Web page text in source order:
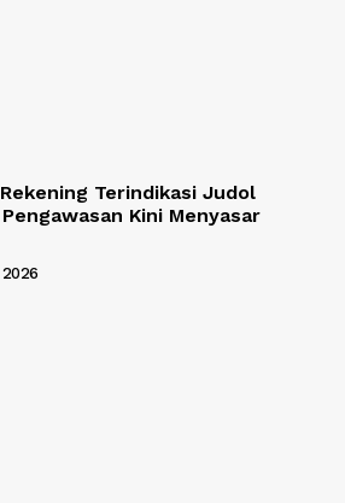
Terindikasi Judol
Kini Menyasar